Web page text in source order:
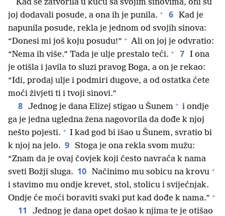
Kad se zatvorila u kuću sa svojim sinovima, oni su
joj dodavali posude, a ona ih je punila. + 6 Kad je
napunila posude, rekla je jednom od svojih sinova:
“Donesi mi još koju posudu!” + Ali on joj je odvratio:
“Nema ih više.” Tada je ulje prestalo teći. + 7 I ona
je otišla i javila to sluzi pravog Boga, a on je rekao:
“Idi, prodaj ulje i podmiri dugove, a od ostatka ćete
moći živjeti ti i tvoji sinovi.”
8 Jednog je dana Elizej stigao u Šunem + i ondje
ga je jedna ugledna žena nagovorila da dođe k njoj
nešto pojesti. + I kad god bi išao u Šunem, svratio bi
k njoj na jelo. 9 Stoga je ona rekla svom mužu:
“Znam da je ovaj čovjek koji često navraća k nama
sveti Božji sluga. 10 Načinimo mu sobicu na krovu +
i stavimo mu ondje krevet, stol, stolicu i svijećnjak.
Ondje će moći boraviti svaki put kad dođe k nama.” +
11
Jednog je dana opet došao k njima te je otišao